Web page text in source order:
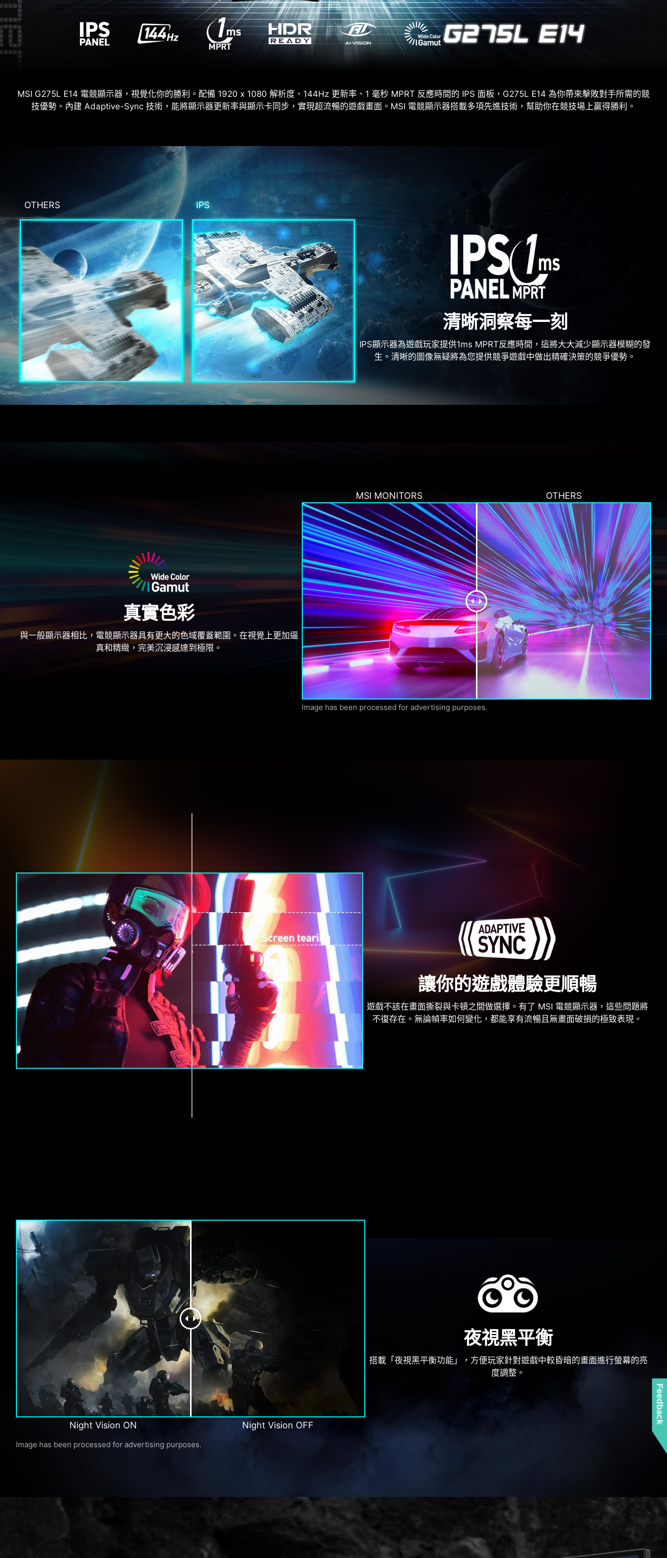
MSI G275L E14 電競顯示器，視覺化你的勝利。配備 1920 x 1080 解析度、144Hz 更新率、1 毫秒 MPRT 反應時間的 IPS 面板，G275L E14 為你帶來擊敗對手所需的競
技優勢。內建 Adaptive-Sync 技術，能將顯示器更新率與顯示卡同步，實現超流暢的遊戲畫面。MSI 電競顯示器搭載多項先進技術，幫助你在競技場上贏得勝利。
OTHERS IPS
清晰洞察每一刻
IPS顯示器為遊戲玩家提供1ms MPRT反應時間，這將大大減少顯示器模糊的發
生。清晰的圖像無疑將為您提供競爭遊戲中做出精確決策的競爭優勢。
MSI MONITORS OTHERS
Image has been processed for advertising purposes.
真實色彩
與一般顯示器相比，電競顯示器具有更大的色域覆蓋範圍。在視覺上更加逼
真和精緻，完美沉浸感達到極限。
讓你的遊戲體驗更順暢
遊戲不該在畫面撕裂與卡頓之間做選擇。有了 MSI 電競顯示器，這些問題將
不復存在。無論幀率如何變化，都能享有流暢且無畫面破損的極致表現。
Night Vision ON Night Vision OFF
Image has been processed for advertising purposes.
夜視黑平衡
搭載「夜視黑平衡功能」，方便玩家針對遊戲中較昏暗的畫面進行螢幕的亮
度調整。
Feedback